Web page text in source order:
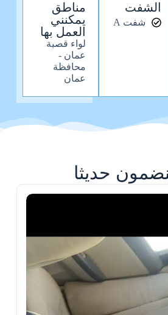
الشفت
شفت A
مناطق
يمكنني
العمل بها
لواء قصبة
عمان -
محافظة
عمان
حديثا